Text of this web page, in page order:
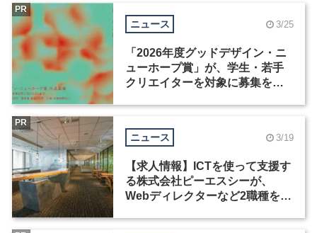
ニュース 3/25
「2026年度グッドデザイン・ニ
ューホープ賞」が、学生・若手
クリエイターを対象に募集を開
PR
ニュース 3/19
【求人情報】ICTを使って支援す
る株式会社ピーエスシーが、
Webディレクターなど2職種を募
PR